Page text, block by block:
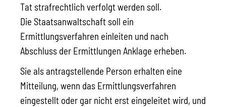
Tat strafrechtlich verfolgt werden soll.
Die Staatsanwaltschaft soll ein
Ermittlungsverfahren einleiten und nach
Abschluss der Ermittlungen Anklage erheben.
Sie als antragstellende Person erhalten eine
Mitteilung, wenn das Ermittlungsverfahren
eingestellt oder gar nicht erst eingeleitet wird, und